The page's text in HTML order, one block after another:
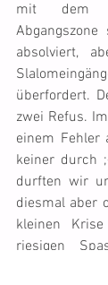
mit dem
absolviert,
überfordert.
zwei Refus.
einem Fehler
keiner durch
durften wir
diesmal aber
kleinen
riesigen